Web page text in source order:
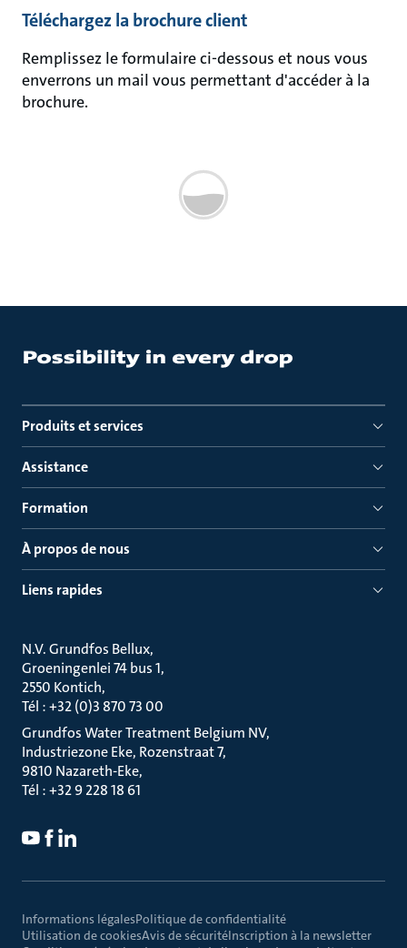
Téléchargez la brochure client
Remplissez le formulaire ci-dessous et nous vous
enverrons un mail vous permettant d'accéder à la
brochure.
Produits et services
Assistance
Formation
À propos de nous
Liens rapides
N.V. Grundfos Bellux
Groeningenlei 74 bus 1
2550 Kontich
Tél : +32 (0)3 870 73 00
Grundfos Water Treatment Belgium NV
Industriezone Eke, Rozenstraat 7
9810 Nazareth-Eke
Tél : +32 9 228 18 61
Informations légalesPolitique de confidentialité
Utilisation de cookiesAvis de sécuritéInscription à la newsletter